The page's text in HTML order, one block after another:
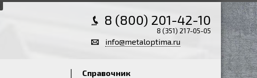
8 (800) 201-42-10
8 (351) 217-05-05
info@metaloptima.ru
Справочник